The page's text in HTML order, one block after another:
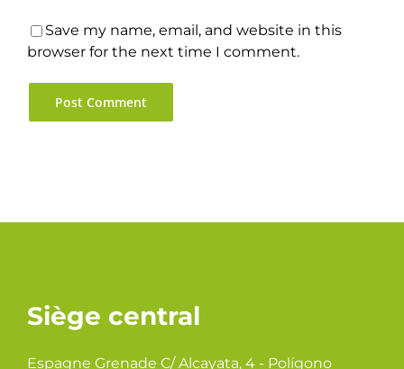
Save my name, email, and website in this
browser for the next time I comment.
Siège central
Espagne Grenade C/ Alcayata, 4 - Polígono